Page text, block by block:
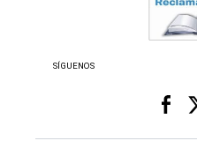
SÍGUENOS